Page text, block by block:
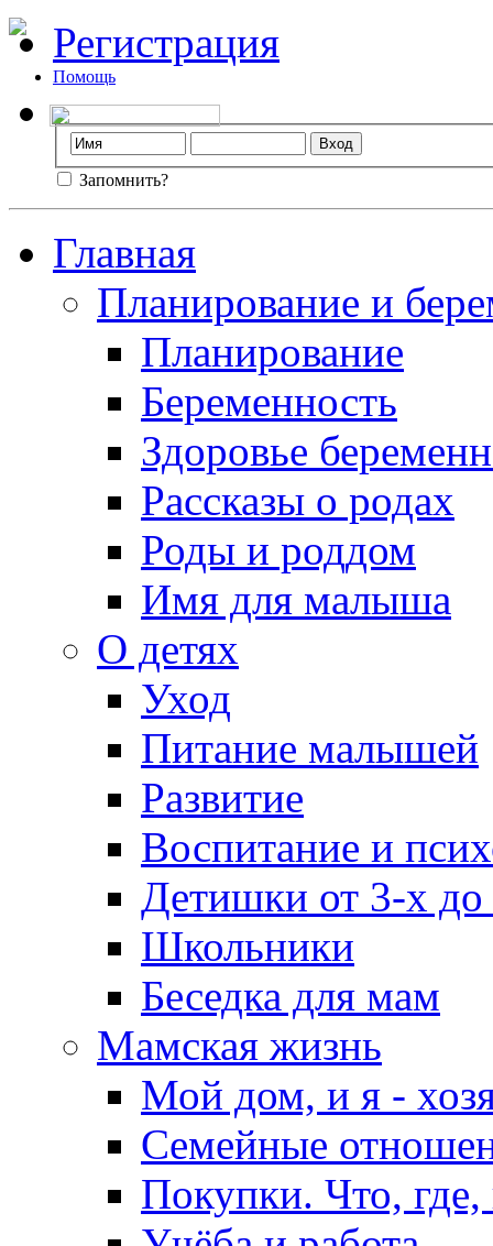
Регистрация
Помощь
Запомнить?
Главная
Планирование и
Планирование
Беременность
Здоровье
Рассказы о родах
Роды и роддом
Имя для малыша
О детях
Уход
Питание малышей
Развитие
Воспитание и
Детишки от 3-х
Школьники
Беседка для мам
Мамская жизнь
Мой дом, и я -
Семейные
Покупки. Что, где,